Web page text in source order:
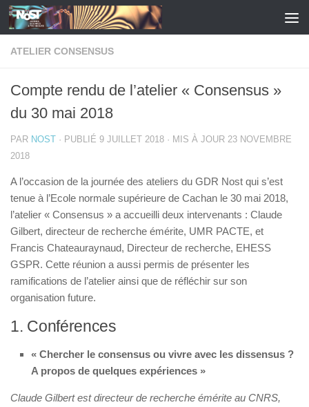
Skip to content
ATELIER CONSENSUS
Compte rendu de l’atelier « Consensus »
du 30 mai 2018
PAR NOST · PUBLIÉ 9 JUILLET 2018 · MIS À JOUR 23 NOVEMBRE
2018
A l’occasion de la journée des ateliers du GDR Nost qui s’est
tenue à l’Ecole normale supérieure de Cachan le 30 mai 2018,
l’atelier « Consensus » a accueilli deux intervenants : Claude
Gilbert, directeur de recherche émérite, UMR PACTE, et
Francis Chateauraynaud, Directeur de recherche, EHESS
GSPR. Cette réunion a aussi permis de présenter les
ramifications de l’atelier ainsi que de réfléchir sur son
organisation future.
1. Conférences
« Chercher le consensus ou vivre avec les dissensus ?
A propos de quelques expériences »
Claude Gilbert est directeur de recherche émérite au CNRS,